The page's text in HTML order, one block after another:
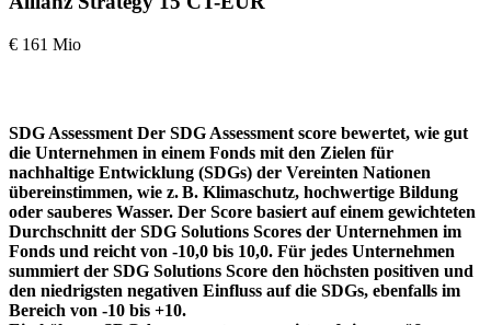
€ 161 Mio
SDG Assessment Der SDG Assessment score bewertet, wie gut
die Unternehmen in einem Fonds mit den Zielen für
nachhaltige Entwicklung (SDGs) der Vereinten Nationen
übereinstimmen, wie z. B. Klimaschutz, hochwertige Bildung
oder sauberes Wasser. Der Score basiert auf einem gewichteten
Durchschnitt der SDG Solutions Scores der Unternehmen im
Fonds und reicht von -10,0 bis 10,0. Für jedes Unternehmen
summiert der SDG Solutions Score den höchsten positiven und
den niedrigsten negativen Einfluss auf die SDGs, ebenfalls im
Bereich von -10 bis +10.